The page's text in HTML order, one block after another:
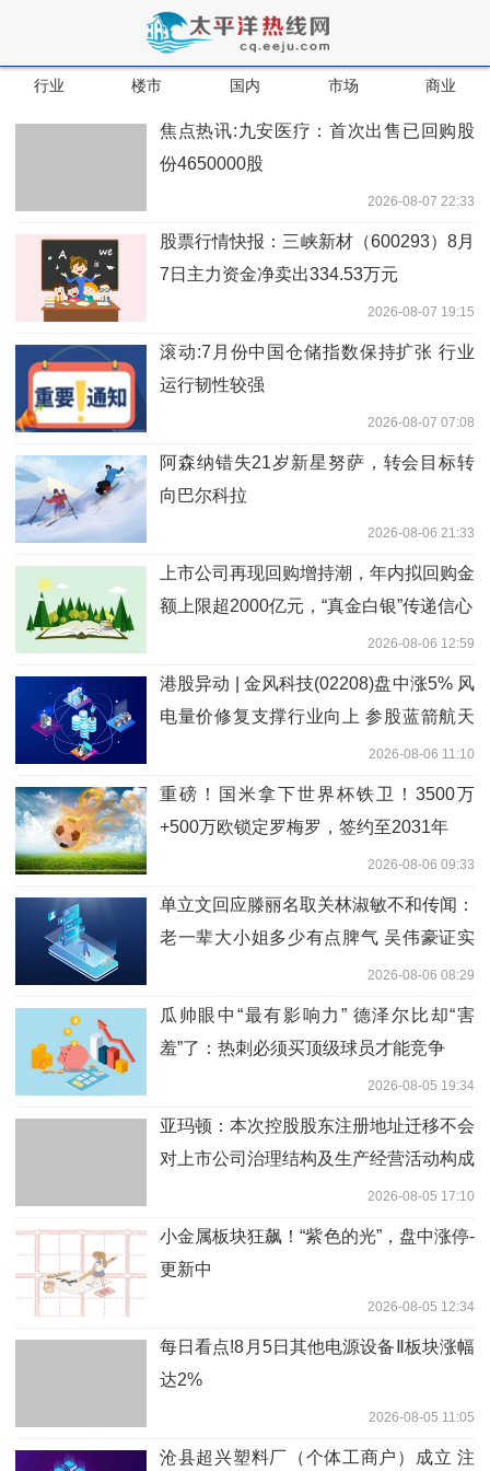
行业 楼市 国内 市场 商业
焦点热讯:九安医疗：首次出售已回购股
份4650000股
2026-08-07 22:33
股票行情快报：三峡新材（600293）8月
7日主力资金净卖出334.53万元
2026-08-07 19:15
滚动:7月份中国仓储指数保持扩张 行业
运行韧性较强
2026-08-07 07:08
阿森纳错失21岁新星努萨，转会目标转
向巴尔科拉
2026-08-06 21:33
上市公司再现回购增持潮，年内拟回购金
额上限超2000亿元，“真金白银”传递信心
2026-08-06 12:59
港股异动 | 金风科技(02208)盘中涨5% 风
电量价修复支撑行业向上 参股蓝箭航天
2026-08-06 11:10
重磅！国米拿下世界杯铁卫！3500万
+500万欧锁定罗梅罗，签约至2031年
2026-08-06 09:33
单立文回应滕丽名取关林淑敏不和传闻：
老一辈大小姐多少有点脾气 吴伟豪证实
2026-08-06 08:29
瓜帅眼中“最有影响力” 德泽尔比却“害
羞”了：热刺必须买顶级球员才能竞争
2026-08-05 19:34
亚玛顿：本次控股股东注册地址迁移不会
对上市公司治理结构及生产经营活动构成
2026-08-05 17:10
小金属板块狂飙！“紫色的光”，盘中涨停-
更新中
2026-08-05 12:34
每日看点!8月5日其他电源设备Ⅱ板块涨幅
达2%
2026-08-05 11:05
沧县超兴塑料厂（个体工商户）成立 注